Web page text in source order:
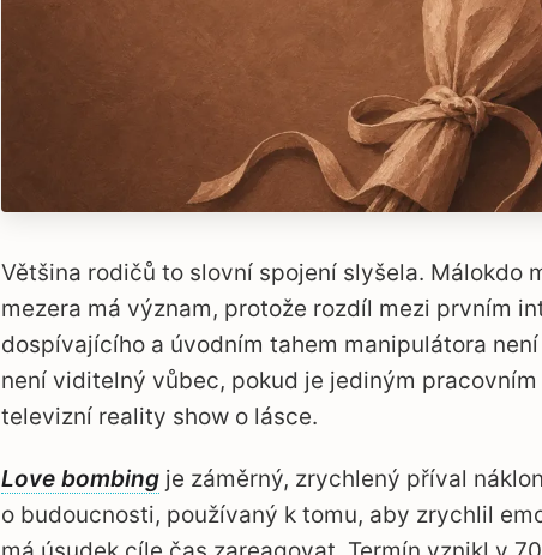
Většina rodičů to slovní spojení slyšela. Málokdo
mezera má význam, protože rozdíl mezi prvním
dospívajícího a úvodním tahem manipulátora
není viditelný vůbec, pokud je jediným
televizní reality show o lásce.
Love bombing je záměrný, zrychlený příval
o budoucnosti, používaný k tomu, aby zrychlil